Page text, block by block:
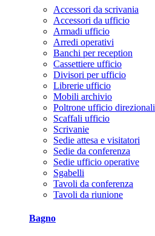
Accessori da scrivania
Accessori da ufficio
Armadi ufficio
Arredi operativi
Banchi per reception
Cassettiere ufficio
Divisori per ufficio
Librerie ufficio
Mobili archivio
Poltrone ufficio direzionali
Scaffali ufficio
Scrivanie
Sedie attesa e visitatori
Sedie da conferenza
Sedie ufficio operative
Sgabelli
Tavoli da conferenza
Tavoli da riunione
Bagno